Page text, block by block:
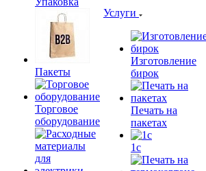
Пакеты
Торговое
оборудование
Услуги
Изготовление
бирок
Печать на
пакетах
1c